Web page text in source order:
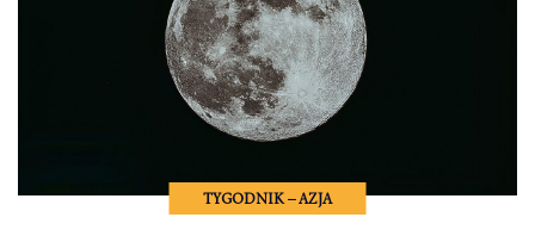
TYGODNIK – AZJA